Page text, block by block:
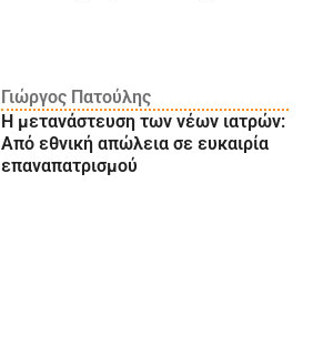
Γιώργος Πατούλης
Η μετανάστευση των νέων ιατρών:
Aπό εθνική απώλεια σε ευκαιρία
επαναπατρισμού